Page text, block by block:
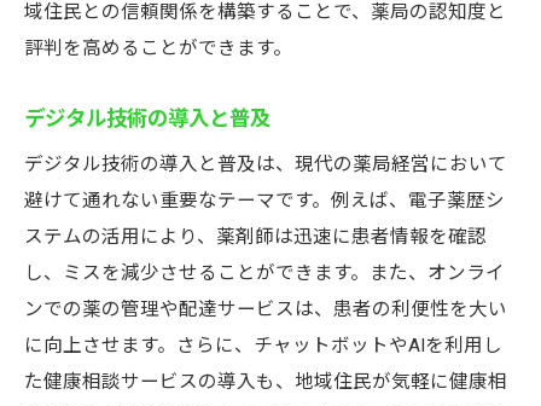
域住民との信頼関係を構築することで、薬局の認知度と
評判を高めることができます。
デジタル技術の導入と普及
デジタル技術の導入と普及は、現代の薬局経営において
避けて通れない重要なテーマです。例えば、電子薬歴シ
ステムの活用により、薬剤師は迅速に患者情報を確認
し、ミスを減少させることができます。また、オンライ
ンでの薬の管理や配達サービスは、患者の利便性を大い
に向上させます。さらに、チャットボットやAIを利用し
た健康相談サービスの導入も、地域住民が気軽に健康相